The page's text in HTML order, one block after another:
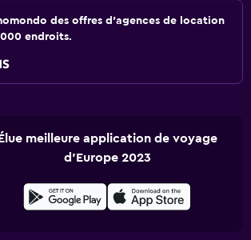
des offres d'agences de location
endroits.
meilleure application de voyage
d'Europe 2023